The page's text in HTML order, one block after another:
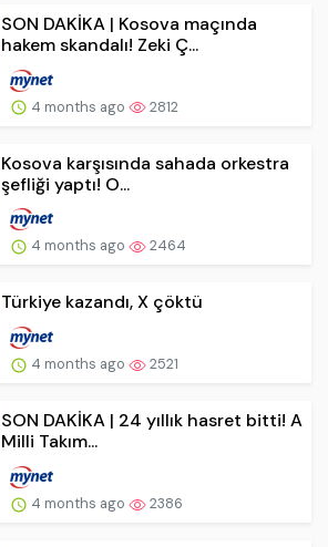
SON DAKİKA | Kosova maçında
hakem skandalı! Zeki Ç...
4 months ago 2812
Kosova karşısında sahada orkestra
şefliği yaptı! O...
4 months ago 2464
Türkiye kazandı, X çöktü
4 months ago 2521
SON DAKİKA | 24 yıllık hasret bitti! A
Milli Takım...
4 months ago 2386